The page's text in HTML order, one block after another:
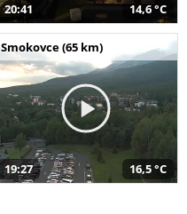
20:41 14,6 °C
Smokovce (65 km)
19:27 16,5 °C